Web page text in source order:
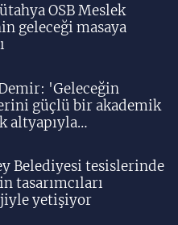
OSB Meslek
geleceği masaya
'Geleceğin
güçlü bir akademik
altyapıyla
Belediyesi tesislerinde
tasarımcıları
yetişiyor